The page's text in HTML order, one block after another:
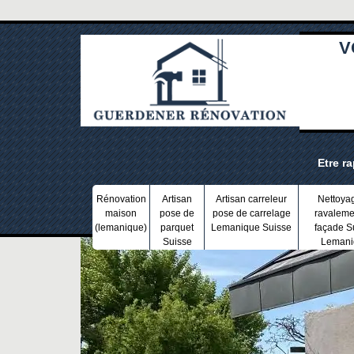
Etre
Rénovation
maison
(lemanique)
Artisan
pose de
parquet
Suisse
Artisan carreleur
pose de carrelage
Lemanique Suisse
façade